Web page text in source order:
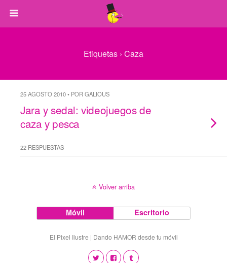
Etiquetas › Caza
25 AGOSTO 2010 • POR GALIOUS
Jara y sedal: videojuegos de
caza y pesca
22 RESPUESTAS
Volver arriba
Móvil Escritorio
El Pixel Ilustre | Dando HAMOR desde tu móvil